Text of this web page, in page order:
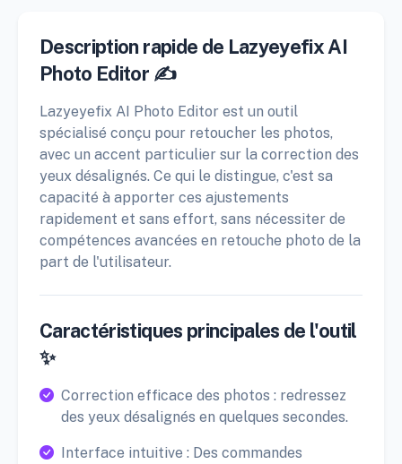
Description rapide de Lazyeyefix AI
Photo Editor ✍️
Lazyeyefix AI Photo Editor est un outil
spécialisé conçu pour retoucher les photos,
avec un accent particulier sur la correction des
yeux désalignés. Ce qui le distingue, c'est sa
capacité à apporter ces ajustements
rapidement et sans effort, sans nécessiter de
compétences avancées en retouche photo de la
part de l'utilisateur.
Caractéristiques principales de l'outil
✨
Correction efficace des photos : redressez
des yeux désalignés en quelques secondes.
Interface intuitive : Des commandes